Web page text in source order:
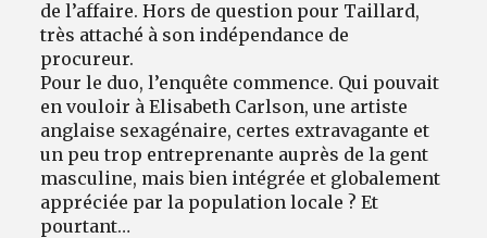
de l’affaire. Hors de question pour Taillard,
très attaché à son indépendance de
procureur.
Pour le duo, l’enquête commence. Qui pouvait
en vouloir à Elisabeth Carlson, une artiste
anglaise sexagénaire, certes extravagante et
un peu trop entreprenante auprès de la gent
masculine, mais bien intégrée et globalement
appréciée par la population locale ? Et
pourtant…